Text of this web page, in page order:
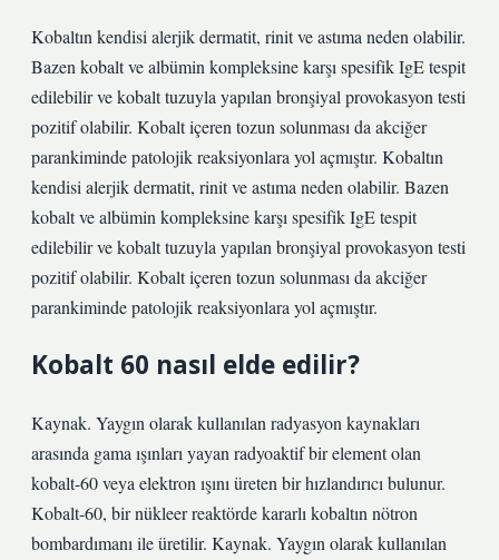
Kobaltın kendisi alerjik dermatit, rinit ve astıma neden olabilir.
Bazen kobalt ve albümin kompleksine karşı spesifik IgE tespit
edilebilir ve kobalt tuzuyla yapılan bronşiyal provokasyon testi
pozitif olabilir. Kobalt içeren tozun solunması da akciğer
parankiminde patolojik reaksiyonlara yol açmıştır. Kobaltın
kendisi alerjik dermatit, rinit ve astıma neden olabilir. Bazen
kobalt ve albümin kompleksine karşı spesifik IgE tespit
edilebilir ve kobalt tuzuyla yapılan bronşiyal provokasyon testi
pozitif olabilir. Kobalt içeren tozun solunması da akciğer
parankiminde patolojik reaksiyonlara yol açmıştır.
Kobalt 60 nasıl elde edilir?
Kaynak. Yaygın olarak kullanılan radyasyon kaynakları
arasında gama ışınları yayan radyoaktif bir element olan
kobalt-60 veya elektron ışını üreten bir hızlandırıcı bulunur.
Kobalt-60, bir nükleer reaktörde kararlı kobaltın nötron
bombardımanı ile üretilir. Kaynak. Yaygın olarak kullanılan